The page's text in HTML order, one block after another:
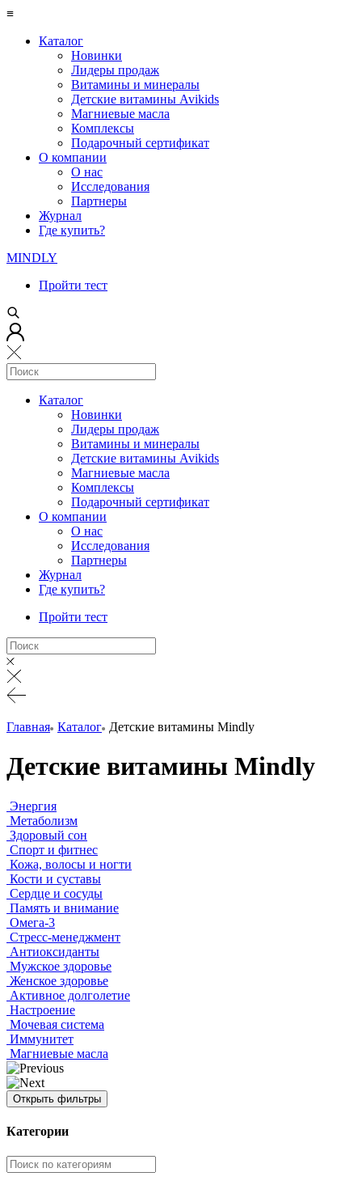
≡
Каталог
Новинки
Лидеры продаж
Витамины и минералы
Детские витамины Avikids
Магниевые масла
Комплексы
Подарочный сертификат
О компании
О нас
Исследования
Партнеры
Журнал
Где купить?
MINDLY
Пройти тест
Каталог
Новинки
Лидеры продаж
Витамины и минералы
Детские витамины Avikids
Магниевые масла
Комплексы
Подарочный сертификат
О компании
О нас
Исследования
Партнеры
Журнал
Где купить?
Пройти тест
Главная Каталог Детские витамины Mindly
Детские витамины Mindly
Энергия
Метаболизм
Здоровый сон
Спорт и фитнес
Кожа, волосы и ногти
Кости и суставы
Сердце и сосуды
Память и внимание
Омега-3
Стресс-менеджмент
Антиоксиданты
Мужское здоровье
Женское здоровье
Активное долголетие
Настроение
Мочевая система
Иммунитет
Магниевые масла
Открыть фильтры
Категории